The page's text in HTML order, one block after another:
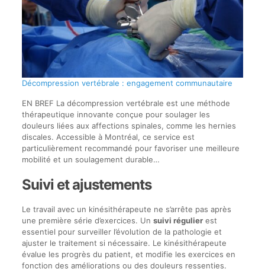
Décompression vertébrale : engagement communautaire
EN BREF La décompression vertébrale est une méthode
thérapeutique innovante conçue pour soulager les
douleurs liées aux affections spinales, comme les hernies
discales. Accessible à Montréal, ce service est
particulièrement recommandé pour favoriser une meilleure
mobilité et un soulagement durable…
Suivi et ajustements
Le travail avec un kinésithérapeute ne s’arrête pas après
une première série d’exercices. Un suivi régulierest
essentiel pour surveiller l’évolution de la pathologie et
ajuster le traitement si nécessaire. Le kinésithérapeute
évalue les progrès du patient, et modifie les exercices en
fonction des améliorations ou des douleurs ressenties.